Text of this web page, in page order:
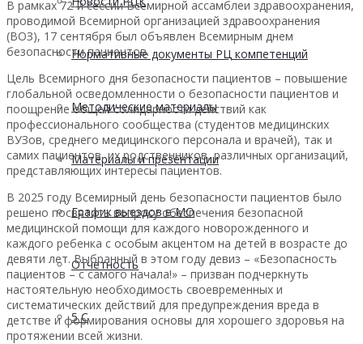
Нормативные документы РЦ компетенций
Методические материалы
Материалы и презентации
График выездов в МО
Отчетность
5 С
В рамках 72-й сессии Всемирной ассамблеи здравоохранения,
проводимой Всемирной организацией здравоохранения
(ВОЗ), 17 сентября был объявлен Всемирным днем
безопасности пациентов.
Цель Всемирного дня безопасности пациентов – повышение
глобальной осведомленности о безопасности пациентов и
поощрение общей солидарности действий как
профессионального сообщества (студентов медицинских
ВУЗов, среднего медицинского персонала и врачей), так и
самих пациентов, их родственников, различных организаций,
представляющих интересы пациентов.
В 2025 году Всемирный день безопасности пациентов было
решено посвятить вопросу обеспечения безопасной
медицинской помощи для каждого новорожденного и
каждого ребенка с особым акцентом на детей в возрасте до
девяти лет. Выбранный в этом году девиз – «Безопасность
пациентов – с самого начала!» – призван подчеркнуть
настоятельную необходимость своевременных и
систематических действий для предупреждения вреда в
детстве и формирования основы для хорошего здоровья на
протяжении всей жизни.